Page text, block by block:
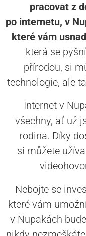
pracovat z
po internetu, v
které vám
která se
přírodou, si
technologie, ale
Internet v
všechny, ať už
rodina. Díky
si můžete
Nebojte se
které vám
v Nupakách